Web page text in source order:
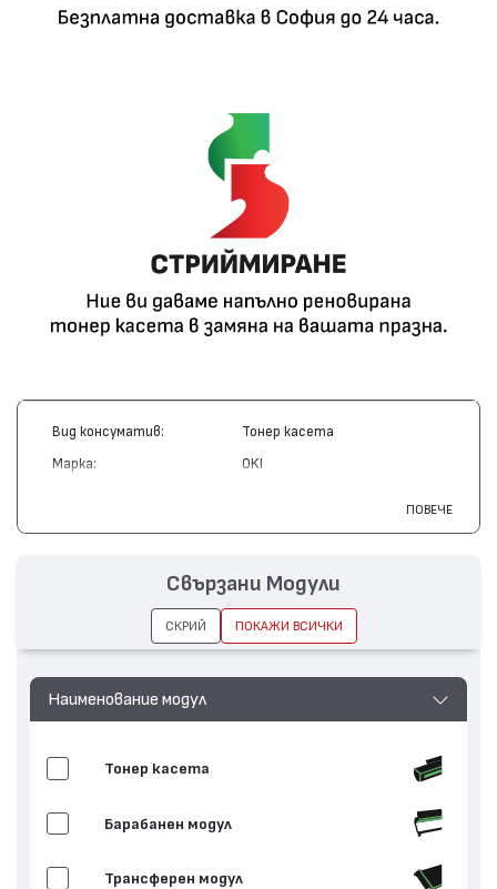
Вид консуматив: Тонер касета
Марка: OKI
Съвместими устройства: C911, C931
ПОВЕЧЕ
Наименование модул
Тонер касета
Барабанен модул
Трансферен модул
Свързани Модули
СКРИЙ ПОКАЖИ ВСИЧКИ